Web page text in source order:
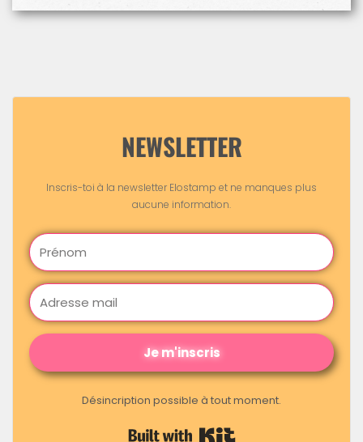
NEWSLETTER
Inscris-toi à la newsletter Elostamp et ne manques plus
aucune information.
Je m'inscris
Désincription possible à tout moment.